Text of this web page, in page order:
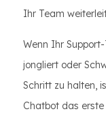
Ihr Team
Wenn Ihr
jongliert oder
Schritt zu halten,
Chatbot das